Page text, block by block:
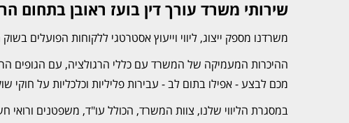
שירותי משרד עורך דין בועז ראובן בתחום
משרדנו מספק ייצוג, ליווי וייעוץ אסטרטגי ללקוחות הפועלים
ההיכרות המעמיקה של המשרד עם כללי הרגולציה, עם הגופים
מכם לבצע - אפילו בתום לב - עבירות פליליות וכלכליות על חוקי
במסגרת הליווי שלנו, צוות המשרד, הכולל עו"ד, משפטנים